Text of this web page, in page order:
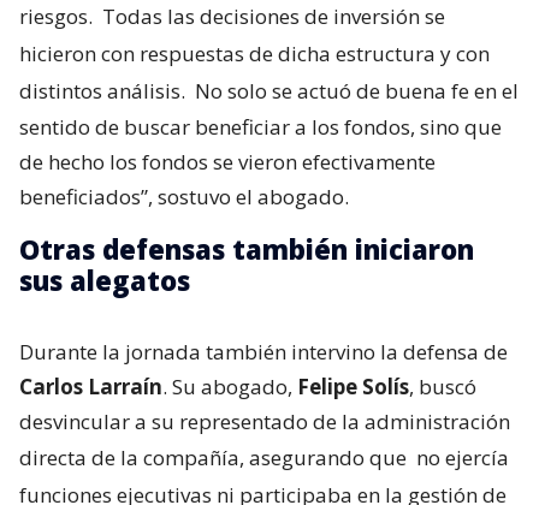
riesgos. Todas las decisiones de inversión se
hicieron con respuestas de dicha estructura y con
distintos análisis. No solo se actuó de buena fe en el
sentido de buscar beneficiar a los fondos, sino que
de hecho los fondos se vieron efectivamente
beneficiados”, sostuvo el abogado.
Otras defensas también iniciaron
sus alegatos
Durante la jornada también intervino la defensa de
Carlos Larraín. Su abogado, Felipe Solís, buscó
desvincular a su representado de la administración
directa de la compañía, asegurando que no ejercía
funciones ejecutivas ni participaba en la gestión de